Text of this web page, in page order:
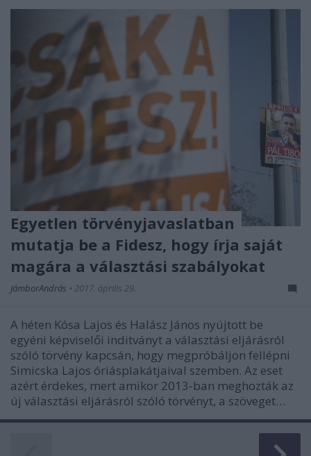
Egyetlen törvényjavaslatban
mutatja be a Fidesz, hogy írja saját
magára a választási szabályokat
JámborAndrás • 2017. április 29.
A héten Kósa Lajos és Halász János nyújtott be
egyéni képviselői inditványt a választási eljárásról
szóló törvény kapcsán, hogy megpróbáljon fellépni
Simicska Lajos óriásplakátjaival szemben. Az eset
azért érdekes, mert amikor 2013-ban meghozták az
új választási eljárásról szóló törvényt, a szöveget…